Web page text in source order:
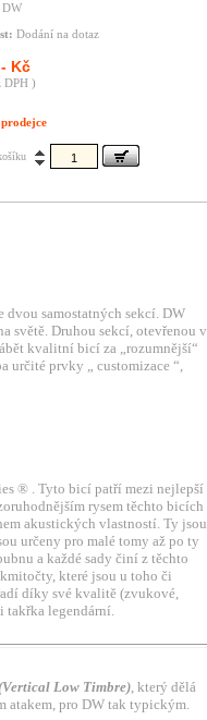
DW
Dodání na dotaz
Kč
DPH )
dvou samostatných sekcí. DW
světě. Druhou sekcí, otevřenou v
kvalitní bicí za „rozumnější“
určité prvky „ customizace “,
® . Tyto bicí patří mezi nejlepší
rysem těchto bicích
akustických vlastností. Ty jsou
určeny pro malé tomy až po ty
a každé sady činí z těchto
které jsou u toho či
díky své kvalitě (zvukové,
takřka legendární.
Low Timbre), který dělá
atakem, pro DW tak typickým.